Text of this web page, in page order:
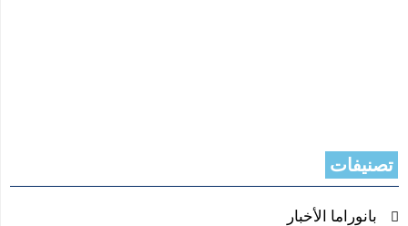
تصنيفات
بانوراما الأخبار